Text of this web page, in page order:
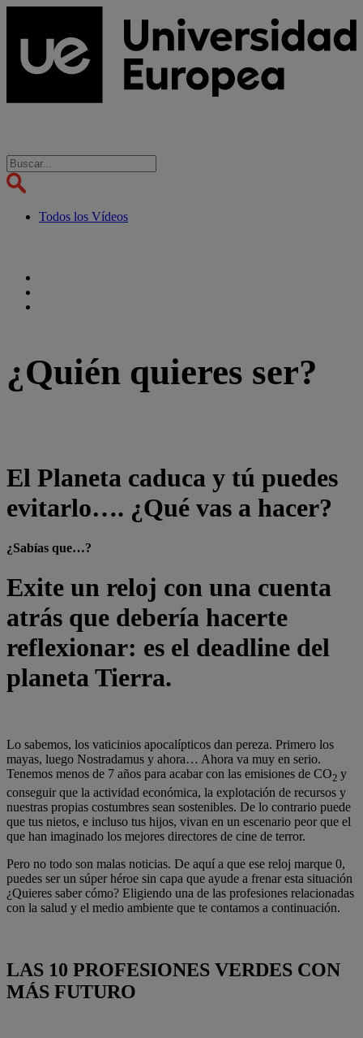
Todos los Vídeos
¿Quién quieres ser?
El Planeta caduca y tú puedes
evitarlo…. ¿Qué vas a hacer?
¿Sabías que…?
Exite un reloj con una cuenta
atrás que debería hacerte
reflexionar: es el deadline del
planeta Tierra.
Lo sabemos, los vaticinios apocalípticos dan pereza. Primero los
mayas, luego Nostradamus y ahora… Ahora va muy en serio.
Tenemos menos de 7 años para acabar con las emisiones de CO2 y
conseguir que la actividad económica, la explotación de recursos y
nuestras propias costumbres sean sostenibles. De lo contrario puede
que tus nietos, e incluso tus hijos, vivan en un escenario peor que el
que han imaginado los mejores directores de cine de terror.
Pero no todo son malas noticias. De aquí a que ese reloj marque 0,
puedes ser un súper héroe sin capa que ayude a frenar esta situación
¿Quieres saber cómo? Eligiendo una de las profesiones relacionadas
con la salud y el medio ambiente que te contamos a continuación.
LAS 10 PROFESIONES VERDES CON
MÁS FUTURO